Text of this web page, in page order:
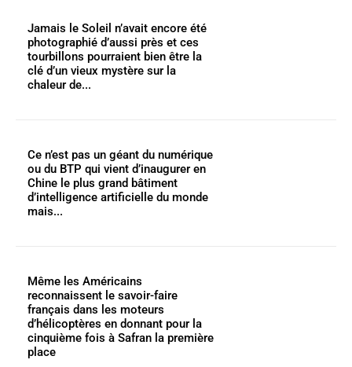
Jamais le Soleil n’avait encore été
photographié d’aussi près et ces
tourbillons pourraient bien être la
clé d’un vieux mystère sur la
chaleur de...
Ce n’est pas un géant du numérique
ou du BTP qui vient d’inaugurer en
Chine le plus grand bâtiment
d’intelligence artificielle du monde
mais...
Même les Américains
reconnaissent le savoir-faire
français dans les moteurs
d’hélicoptères en donnant pour la
cinquième fois à Safran la première
place